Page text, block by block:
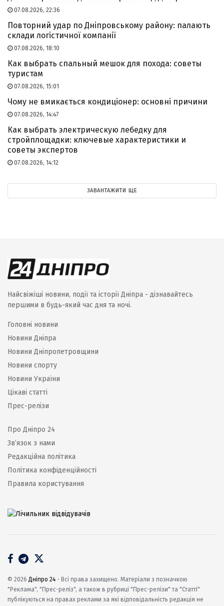
07.08.2026, 22:36
Повторний удар по Дніпровському району: палають
склади логістичної компанії
07.08.2026, 18:10
Как выбрать спальный мешок для похода: советы
туристам
07.08.2026, 15:01
Чому не вмикається кондиціонер: основні причини
07.08.2026, 14:47
Как выбрать электрическую лебедку для
стройплощадки: ключевые характеристики и
советы экспертов
07.08.2026, 14:12
ЗАВАНТАЖИТИ ЩЕ
Найсвіжіші новини, події та історії Дніпра - дізнавайтесь
першими в будь-який час дня та ночі.
Головні новини
Новини Дніпра
Новини Дніпропетровщини
Новини спорту
Новини України
Цікаві статті
Прес-релізи
Про Дніпро 24
Зв’язок з нами
Редакційна політика
Політика конфіденційності
Правила користування
© 2026 Дніпро 24 - Всі права захищено. Матеріали з позначкою
"Реклама", "Прес-реліз", а також в рубриці "Прес-релізи" та "Статті"
публікуються на правах реклами за які відповідальність редакція не